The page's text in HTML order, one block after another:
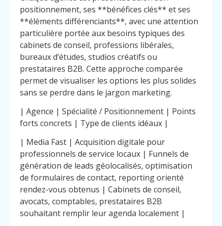
positionnement, ses **bénéfices clés** et ses
**éléments différenciants**, avec une attention
particulière portée aux besoins typiques des
cabinets de conseil, professions libérales,
bureaux d’études, studios créatifs ou
prestataires B2B. Cette approche comparée
permet de visualiser les options les plus solides
sans se perdre dans le jargon marketing.
| Agence | Spécialité / Positionnement | Points
forts concrets | Type de clients idéaux |
| Media Fast | Acquisition digitale pour
professionnels de service locaux | Funnels de
génération de leads géolocalisés, optimisation
de formulaires de contact, reporting orienté
rendez-vous obtenus | Cabinets de conseil,
avocats, comptables, prestataires B2B
souhaitant remplir leur agenda localement |